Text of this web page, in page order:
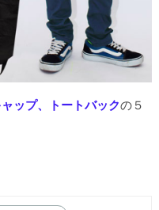
ップ、トートバックの５